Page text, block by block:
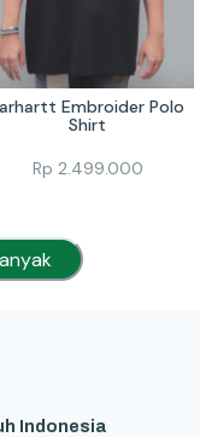
Embroider Polo
Shirt
Rp 2.499.000
Indonesia